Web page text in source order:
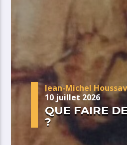
Jean-Michel Houssay
10 juillet 2026
QUE FAIRE
?